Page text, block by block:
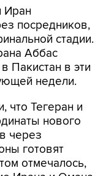
Иран
посредников,
стадии.
Аббас
Пакистан в эти
недели.
Тегеран и
нового
через
готовят
отмечалось,